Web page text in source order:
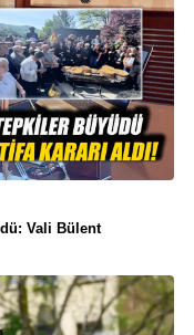
Vali Bülent